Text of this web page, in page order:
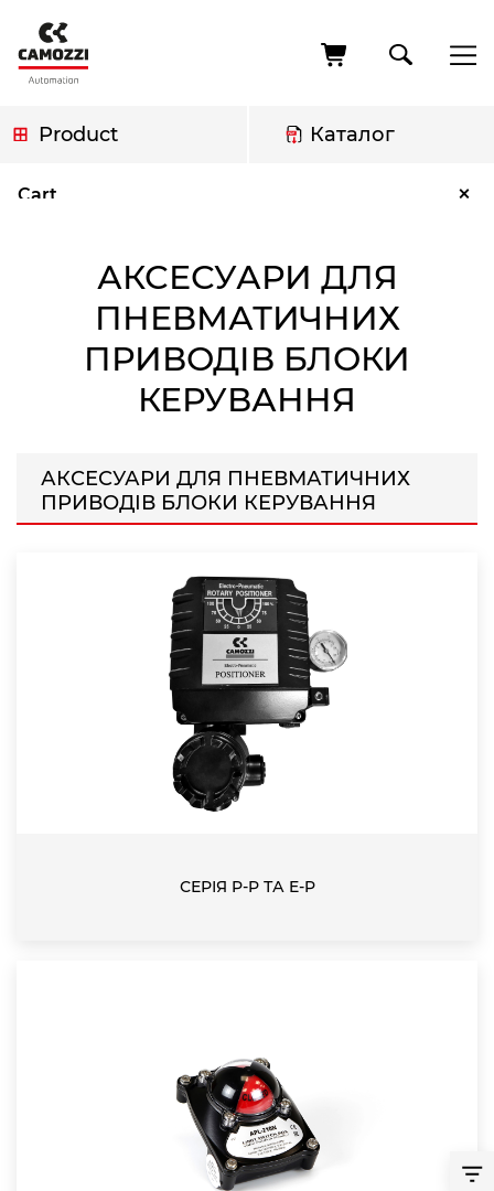
main
content
Product Каталог
Cart ×
Аксесуари для пневматичних приводів Блоки керування
АКСЕСУАРИ ДЛЯ
ПНЕВМАТИЧНИХ
ПРИВОДІВ БЛОКИ
КЕРУВАННЯ
АКСЕСУАРИ ДЛЯ ПНЕВМАТИЧНИХ
ПРИВОДІВ БЛОКИ КЕРУВАННЯ
СЕРІЯ P-P ТА E-P